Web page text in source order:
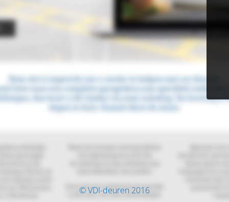
© VDI-deuren 2016